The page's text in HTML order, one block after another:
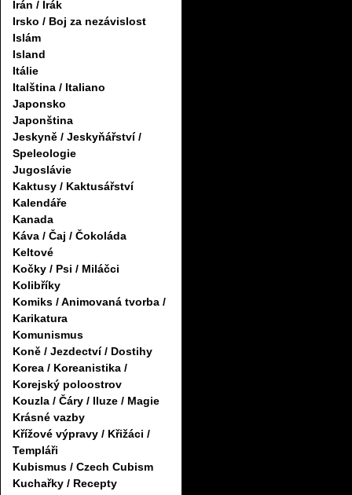
Irán / Irák
Irsko / Boj za nezávislost
Islám
Island
Itálie
Italština / Italiano
Japonsko
Japonština
Jeskyně / Jeskyňářství /
Speleologie
Jugoslávie
Kaktusy / Kaktusářství
Kalendáře
Kanada
Káva / Čaj / Čokoláda
Keltové
Kočky / Psi / Miláčci
Kolibříky
Komiks / Animovaná tvorba /
Karikatura
Komunismus
Koně / Jezdectví / Dostihy
Korea / Koreanistika /
Korejský poloostrov
Kouzla / Čáry / Iluze / Magie
Krásné vazby
Křížové výpravy / Křižáci /
Templáři
Kubismus / Czech Cubism
Kuchařky / Recepty